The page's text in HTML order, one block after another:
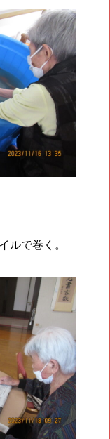
で巻く。